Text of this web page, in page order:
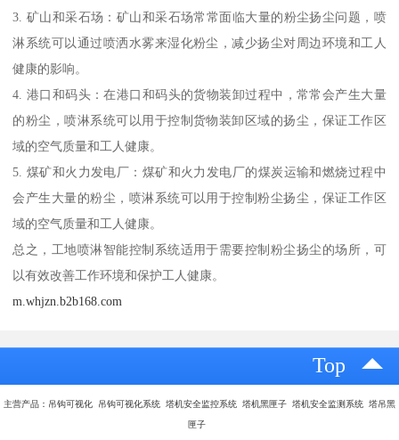
3. 矿山和采石场：矿山和采石场常常面临大量的粉尘扬尘问题，喷
淋系统可以通过喷洒水雾来湿化粉尘，减少扬尘对周边环境和工人
健康的影响。
4. 港口和码头：在港口和码头的货物装卸过程中，常常会产生大量
的粉尘，喷淋系统可以用于控制货物装卸区域的扬尘，保证工作区
域的空气质量和工人健康。
5. 煤矿和火力发电厂：煤矿和火力发电厂的煤炭运输和燃烧过程中
会产生大量的粉尘，喷淋系统可以用于控制粉尘扬尘，保证工作区
域的空气质量和工人健康。
总之，工地喷淋智能控制系统适用于需要控制粉尘扬尘的场所，可
以有效改善工作环境和保护工人健康。
m.whjzn.b2b168.com
Top
主营产品：吊钩可视化 吊钩可视化系统 塔机安全监控系统 塔机黑匣子 塔机安全监测系统 塔吊黑
匣子